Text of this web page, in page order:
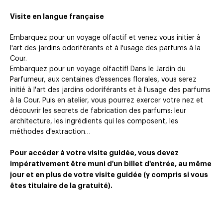
Visite en langue française
Embarquez pour un voyage olfactif et venez vous initier à
l'art des jardins odoriférants et à l'usage des parfums à la
Cour.
Embarquez pour un voyage olfactif! Dans le Jardin du
Parfumeur, aux centaines d'essences florales, vous serez
initié à l'art des jardins odoriférants et à l'usage des parfums
à la Cour. Puis en atelier, vous pourrez exercer votre nez et
découvrir les secrets de fabrication des parfums: leur
architecture, les ingrédients qui les composent, les
méthodes d'extraction…
Pour accéder à votre visite guidée, vous devez
impérativement être muni d'un billet d'entrée, au même
jour et en plus de votre visite guidée (y compris si vous
êtes titulaire de la gratuité).